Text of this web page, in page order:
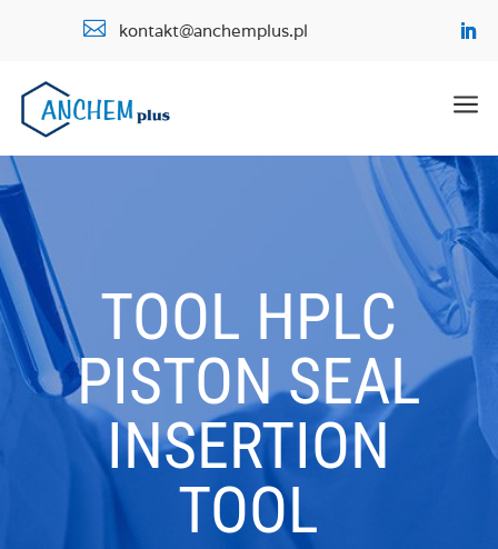
 kontakt@anchemplus.pl
a
TOOL HPLC
PISTON SEAL
INSERTION
TOOL